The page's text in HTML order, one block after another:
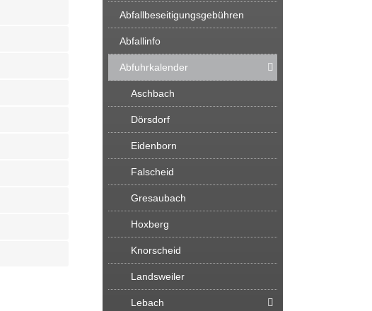
Abfallbeseitigungsgebühren
Abfallinfo
Abfuhrkalender
Aschbach
Dörsdorf
Eidenborn
Falscheid
Gresaubach
Hoxberg
Knorscheid
Landsweiler
Lebach